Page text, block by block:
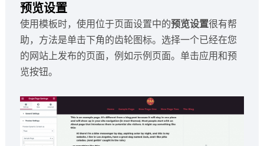
预览设置
使用模板时，使用位于页面设置中的预览设置很有帮
助，方法是单击下角的齿轮图标。选择一个已经在您
的网站上发布的页面，例如示例页面。单击应用和预
览按钮。